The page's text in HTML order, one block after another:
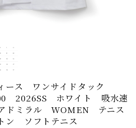
ス ワンサイドタック
2026SS ホワイト 吸水速
ミラル WOMEN テニス
ン ソフトテニス